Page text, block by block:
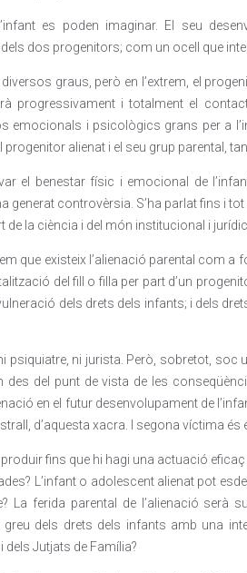
es poden imaginar. El seu
dos progenitors; com un ocell que
diversos graus, però en l’extrem, el
progressivament i totalment el
emocionals i psicològics grans per a
alienat i el seu grup parental,
el benestar físic i emocional de
generat controvèrsia. S’ha parlat fins i
de la ciència i del món institucional i
que existeix l’alienació parental com
del fill o filla per part d’un
dels drets dels infants; i dels
psiquiatre, ni jurista. Però, sobretot, soc
des del punt de vista de les
en el futur desenvolupament de
d’aquesta xacra. I segona víctima
fins que hi hagi una actuació
L’infant o adolescent alienat pot
La ferida parental de l’alienació serà
dels drets dels infants amb una
Jutjats de Família?